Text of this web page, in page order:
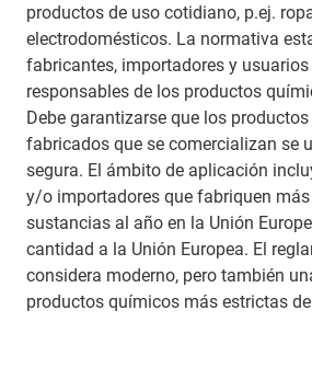
productos de uso cotidiano, p.ej.
electrodomésticos. La normativa
fabricantes, importadores y
responsables de los productos
Debe garantizarse que los
fabricados que se comercializan se
segura. El ámbito de aplicación
y/o importadores que fabriquen
sustancias al año en la Unión
cantidad a la Unión Europea. El
considera moderno, pero también
productos químicos más estrictas